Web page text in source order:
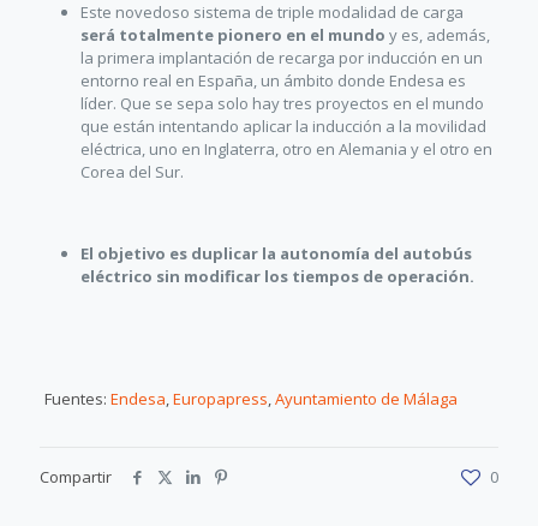
Este novedoso sistema de triple modalidad de carga
será totalmente pionero en el mundo y es, además,
la primera implantación de recarga por inducción en un
entorno real en España, un ámbito donde Endesa es
líder. Que se sepa solo hay tres proyectos en el mundo
que están intentando aplicar la inducción a la movilidad
eléctrica, uno en Inglaterra, otro en Alemania y el otro en
Corea del Sur.
El objetivo es duplicar la autonomía del autobús
eléctrico sin modificar los tiempos de operación.
Fuentes: Endesa,Europapress,Ayuntamiento de Málaga
Compartir 0